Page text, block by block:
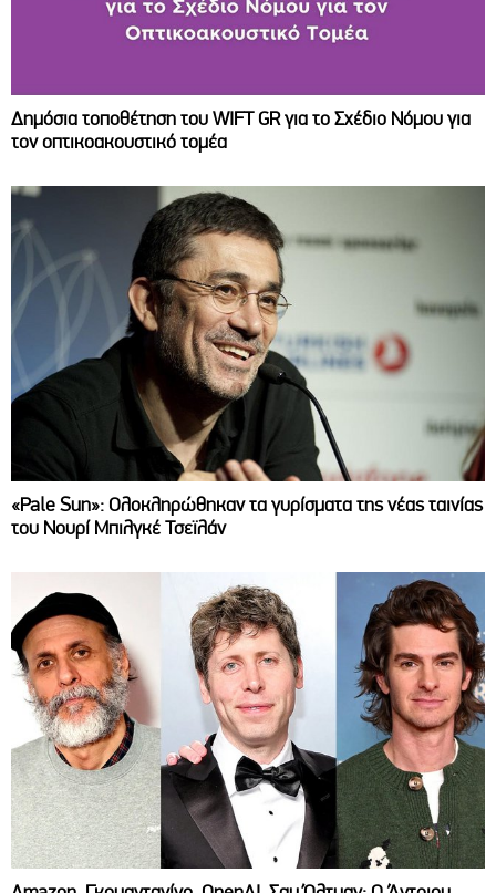
Δημόσια τοποθέτηση του WIFT GR για το Σχέδιο Νόμου για
τον οπτικοακουστικό τομέα
«Pale Sun»: Ολοκληρώθηκαν τα γυρίσματα της νέας ταινίας
του Νουρί Μπιλγκέ Τσεϊλάν